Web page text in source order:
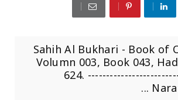
Sahih Al Bukhari - Book of
Volumn 003, Book 043,
624.